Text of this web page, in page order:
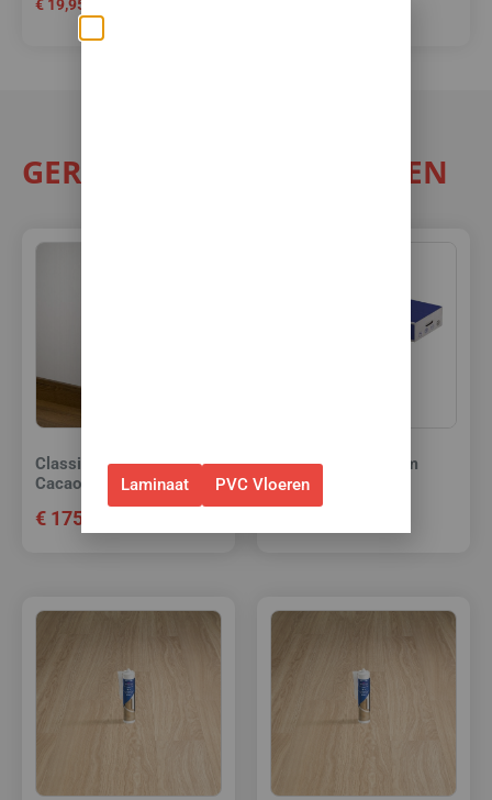
€ 19,95
GERELATEERDE PRODUCTEN
Classic Trapcover 5793
Cacaobruine Eik
€ 175,00
Quick Step PVC lijm
15kg
Laminaat PVC Vloeren